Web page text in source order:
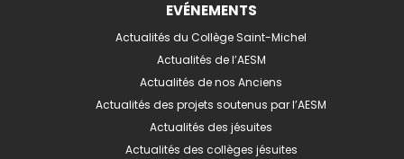
EVÉNEMENTS
Actualités du Collège Saint-Michel
Actualités de l’AESM
Actualités de nos Anciens
Actualités des projets soutenus par l’AESM
Actualités des jésuites
Actualités des collèges jésuites